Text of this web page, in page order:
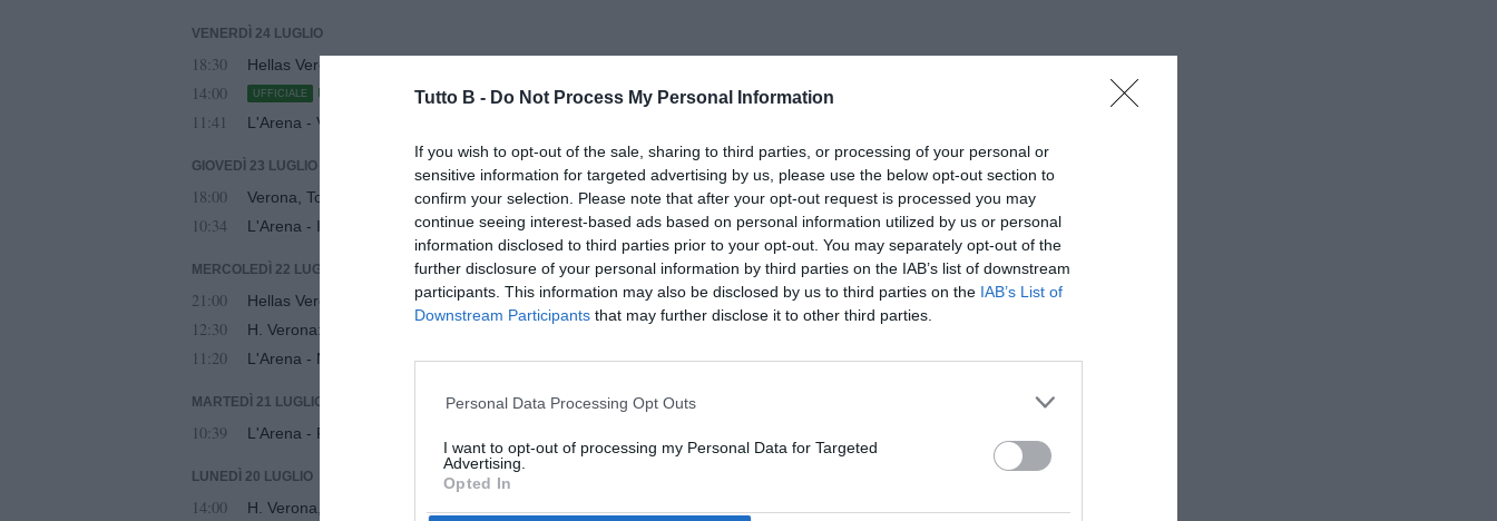
Tutto B - Do Not Process My Personal Information
If you wish to opt-out of the sale, sharing to third parties, or processing of your personal or
sensitive information for targeted advertising by us, please use the below opt-out section to
confirm your selection. Please note that after your opt-out request is processed you may
continue seeing interest-based ads based on personal information utilized by us or personal
information disclosed to third parties prior to your opt-out. You may separately opt-out of the
further disclosure of your personal information by third parties on the IAB’s list of downstream
participants. This information may also be disclosed by us to third parties on the IAB’s List of
Downstream Participants that may further disclose it to other third parties.
Personal Data Processing Opt Outs
I want to opt-out of processing my Personal Data for Targeted
Advertising.
Opted In
VENERDÌ 24 LUGLIO
18:30 Hellas Verona, in arrivo Mattia Compagnon dal Venezia
14:00 UFFICIALE UFFICIALE - H.Verona: Castagnini passa in prestito al Gravina
11:41 L'Arena - Verona, Tommasi rivaluta il... 'Marco': "Baroni qui per un anno da protagonista"
GIOVEDÌ 23 LUGLIO
18:00 Verona, Tommasi e il nodo nuovo Bentegodi: "Servono gli eventi, non solo il calcio"
10:34 L'Arena - Il Verona parte al Bentegodi contro l'Ascoli, derby col Vicenza alla quinta
MERCOLEDÌ 22 LUGLIO
21:00 Hellas Verona, vittoria in amichevole sulla Virtus Verona: i marcatori
12:30 H. Verona: superata quota 7mila abbonati
11:20 L'Arena - Malesani: "Baroni è molto simile a Bagnoli. E si è rimesso in gioco per l’Hellas"
MARTEDÌ 21 LUGLIO
10:39 L'Arena - Poche cessioni e qualche nuovo. Per Baroni l’Hellas non è da rifare
LUNEDÌ 20 LUGLIO
14:00
H. Verona, Baroni: “Bagnoli inarrivabile, un esempio per tutti. Leali capitano? Mi prendo del